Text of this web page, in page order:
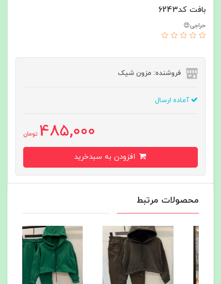
بافت کد6243
حراجی😍
فروشنده: مزون شیک
آماده ارسال
485,000 تومان
محصولات مرتبط